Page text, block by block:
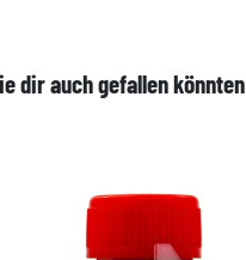
dir auch gefallen könnten